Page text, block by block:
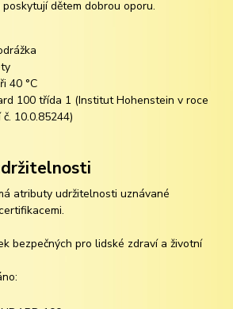
dětem dobrou oporu.
40 °C
100 třída 1 (Institut Hohenstein v roce
10.0.85244)
atributy udržitelnosti uznávané
bezpečných pro lidské zdraví a životní